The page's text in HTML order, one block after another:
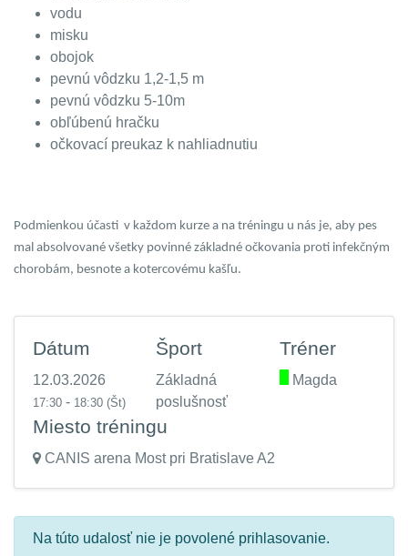
vodu
misku
obojok
pevnú vôdzku 1,2-1,5 m
pevnú vôdzku 5-10m
obľúbenú hračku
očkovací preukaz k nahliadnutiu
Podmienkou účasti v každom kurze a na tréningu u nás je, aby pes
mal absolvované všetky povinné základné očkovania proti infekčným
chorobám, besnote a kotercovému kašľu.
Dátum
12.03.2026
17:30 - 18:30 (Št)
Šport
Základná
poslušnosť
Tréner
Magda
Miesto tréningu
CANIS arena Most pri Bratislave A2
Na túto udalosť nie je povolené prihlasovanie.